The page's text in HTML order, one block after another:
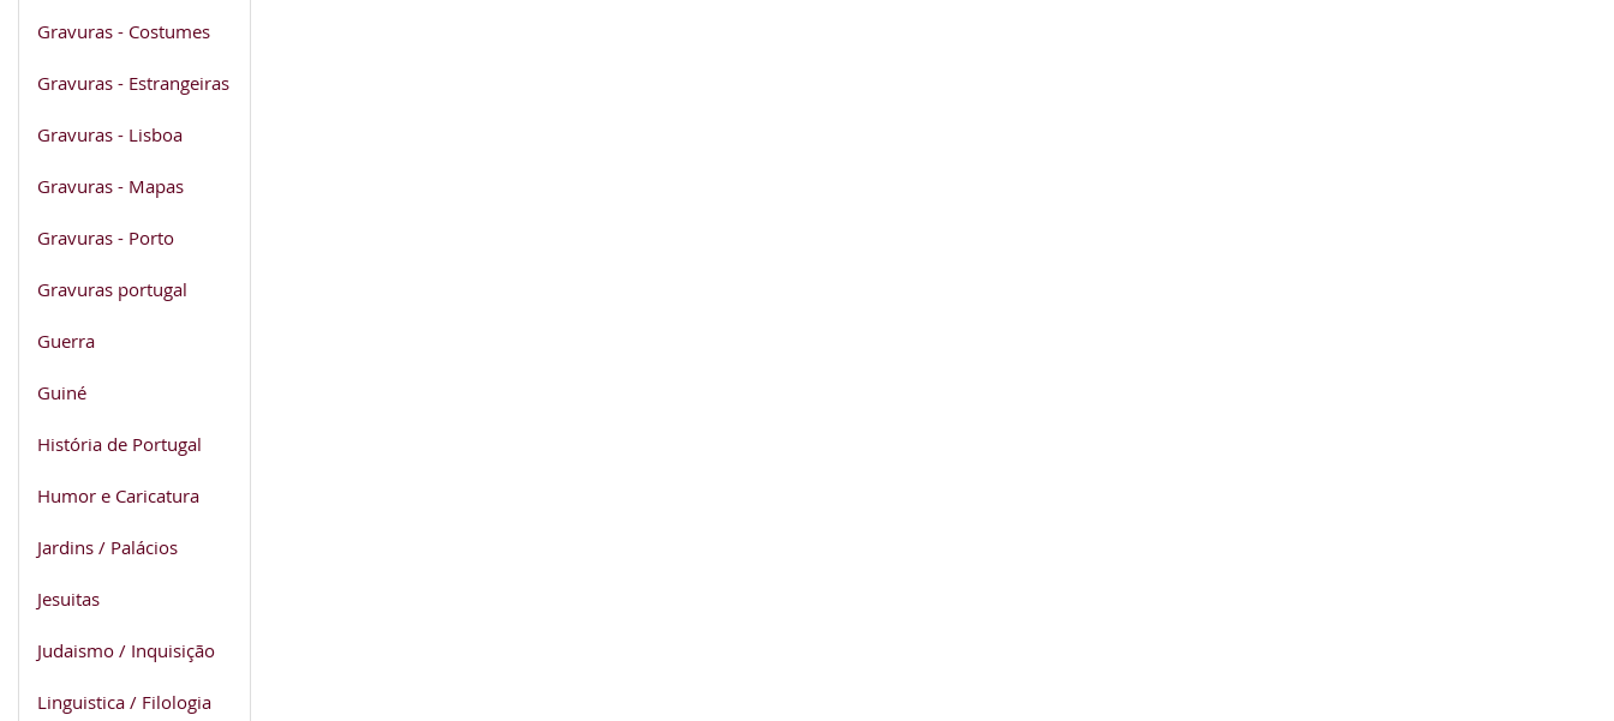
Gravuras - Costumes
Gravuras - Estrangeiras
Gravuras - Lisboa
Gravuras - Mapas
Gravuras - Porto
Gravuras portugal
Guerra
Guiné
História de Portugal
Humor e Caricatura
Jardins / Palácios
Jesuitas
Judaismo / Inquisição
Linguistica / Filologia